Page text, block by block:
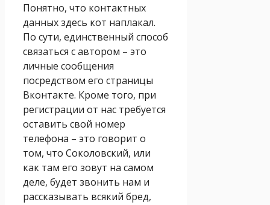
Понятно, что контактных
данных здесь кот наплакал.
По сути, единственный способ
связаться с автором – это
личные сообщения
посредством его страницы
Вконтакте. Кроме того, при
регистрации от нас требуется
оставить свой номер
телефона – это говорит о
том, что Соколовский, или
как там его зовут на самом
деле, будет звонить нам и
рассказывать всякий бред,